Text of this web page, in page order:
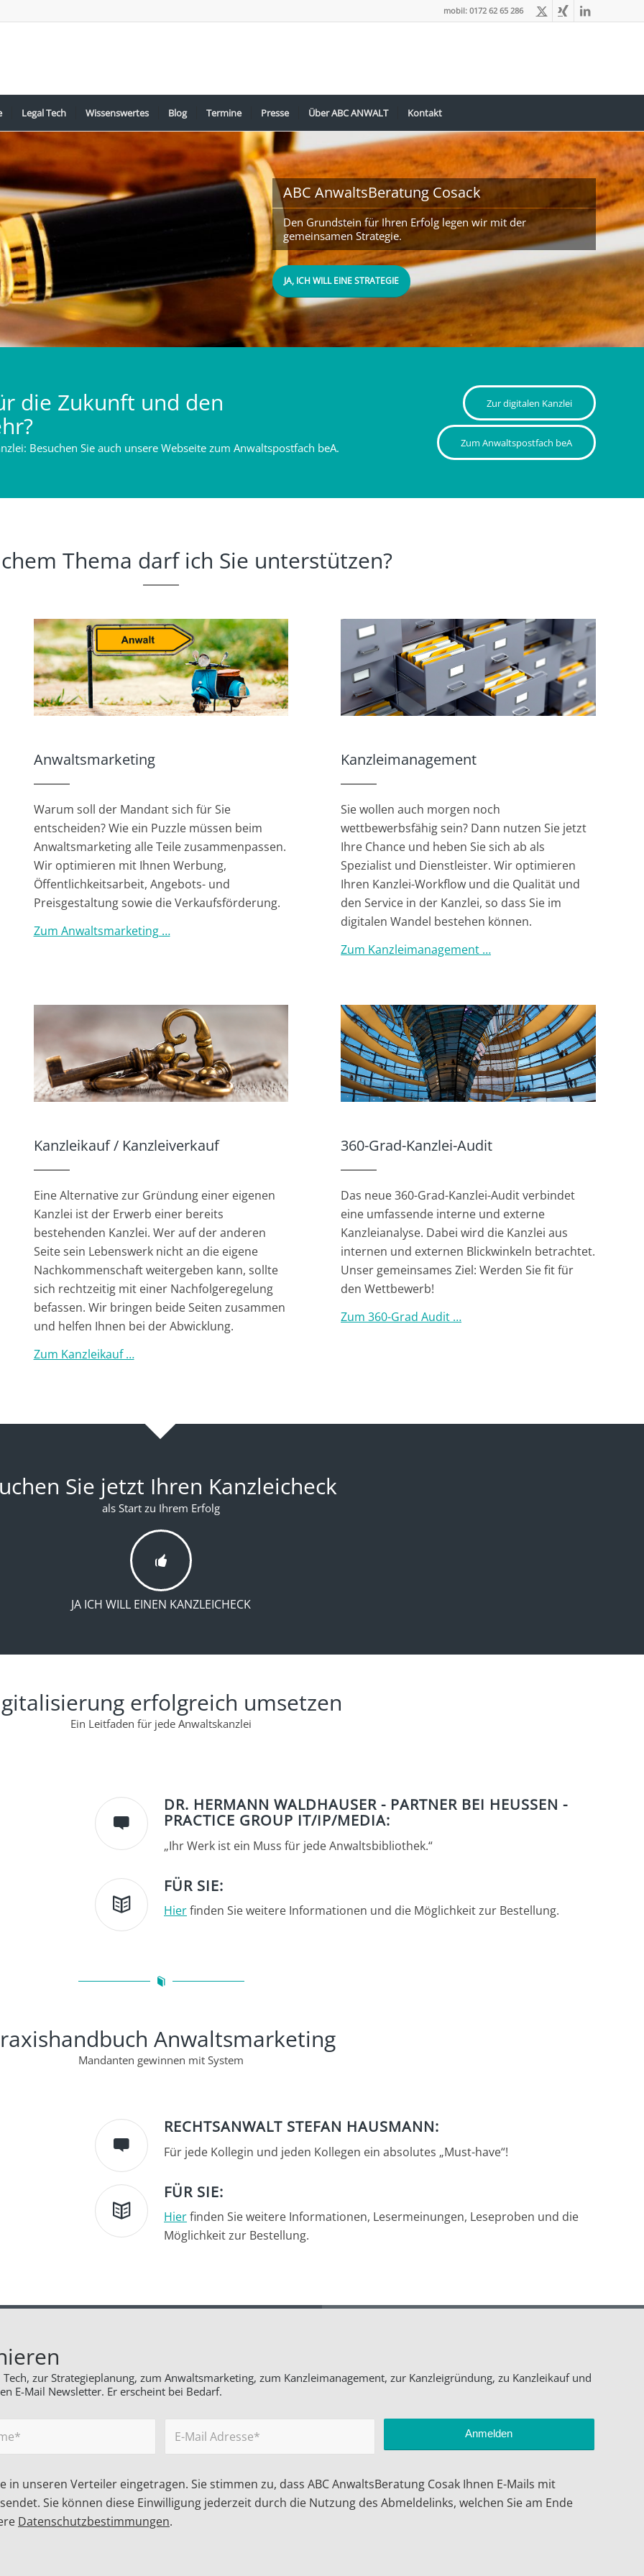
mobil: 0172 62 65 286
Legal Tech Wissenswertes Blog Termine Presse Über ABC ANWALT Kontakt
ABC AnwaltsBeratung Cosack
Den Grundstein für Ihren Erfolg legen wir mit der
gemeinsamen Strategie.
JA, ICH WILL EINE STRATEGIE
die Zukunft und den
Besuchen Sie auch unsere Webseite zum Anwaltspostfach beA.
Zur digitalen Kanzlei
Zum Anwaltspostfach beA
Thema darf ich Sie unterstützen?
Anwaltsmarketing
Warum soll der Mandant sich für Sie
entscheiden? Wie ein Puzzle müssen beim
Anwaltsmarketing alle Teile zusammenpassen.
Wir optimieren mit Ihnen Werbung,
Öffentlichkeitsarbeit, Angebots- und
Preisgestaltung sowie die Verkaufsförderung.
Zum Anwaltsmarketing …
Kanzleimanagement
Sie wollen auch morgen noch
wettbewerbsfähig sein? Dann nutzen Sie jetzt
Ihre Chance und heben Sie sich ab als
Spezialist und Dienstleister. Wir optimieren
Ihren Kanzlei-Workflow und die Qualität und
den Service in der Kanzlei, so dass Sie im
digitalen Wandel bestehen können.
Zum Kanzleimanagement …
Kanzleikauf / Kanzleiverkauf
Eine Alternative zur Gründung einer eigenen
Kanzlei ist der Erwerb einer bereits
bestehenden Kanzlei. Wer auf der anderen
Seite sein Lebenswerk nicht an die eigene
Nachkommenschaft weitergeben kann, sollte
sich rechtzeitig mit einer Nachfolgeregelung
befassen. Wir bringen beide Seiten zusammen
und helfen Ihnen bei der Abwicklung.
Zum Kanzleikauf …
360-Grad-Kanzlei-Audit
Das neue 360-Grad-Kanzlei-Audit verbindet
eine umfassende interne und externe
Kanzleianalyse. Dabei wird die Kanzlei aus
internen und externen Blickwinkeln betrachtet.
Unser gemeinsames Ziel: Werden Sie fit für
den Wettbewerb!
Zum 360-Grad Audit …
Sie jetzt Ihren Kanzleicheck
als Start zu Ihrem Erfolg
JA ICH WILL EINEN KANZLEICHECK
erfolgreich umsetzen
Ein Leitfaden für jede Anwaltskanzlei
DR. HERMANN WALDHAUSER - PARTNER BEI HEUSSEN -
PRACTICE GROUP IT/IP/MEDIA:
„Ihr Werk ist ein Muss für jede Anwaltsbibliothek.“
FÜR SIE:
Hierfinden Sie weitere Informationen und die Möglichkeit zur Bestellung.
Anwaltsmarketing
Mandanten gewinnen mit System
RECHTSANWALT STEFAN HAUSMANN:
Für jede Kollegin und jeden Kollegen ein absolutes „Must-have“!
FÜR SIE:
Hierfinden Sie weitere Informationen, Lesermeinungen, Leseproben und die
Möglichkeit zur Bestellung.
zur Strategieplanung, zum Anwaltsmarketing, zum Kanzleimanagement, zur Kanzleigründung, zu Kanzleikauf und
E-Mail Newsletter. Er erscheint bei Bedarf.
unseren Verteiler eingetragen. Sie stimmen zu, dass ABC AnwaltsBeratung Cosak Ihnen E-Mails mit
Sie können diese Einwilligung jederzeit durch die Nutzung des Abmeldelinks, welchen Sie am Ende
Datenschutzbestimmungen.